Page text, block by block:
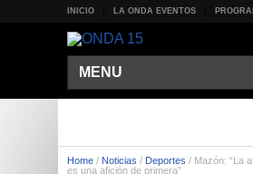
INICIO LA ONDA EVENTOS
MENU
Home / Noticias / Deportes / Mazón: “La
es una afición de primera”